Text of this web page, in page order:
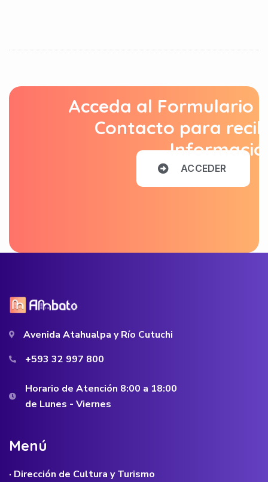
Acceda al Formulario
Contacto para
ACCEDER
Avenida Atahualpa y Río Cutuchi
+593 32 997 800
Horario de Atención 8:00 a 18:00
de Lunes - Viernes
Menú
· Dirección de Cultura y Turismo